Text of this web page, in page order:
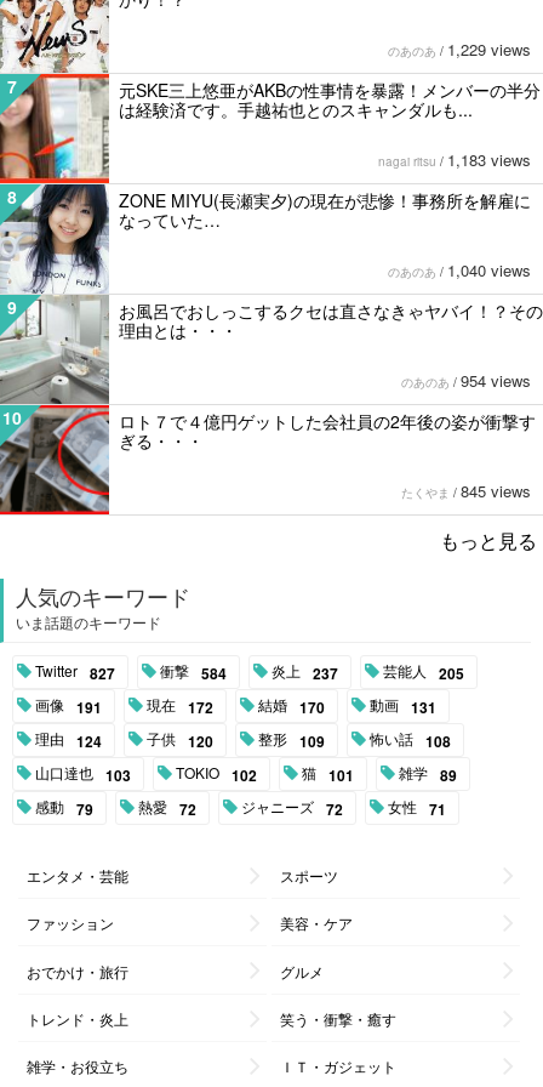
のあのあ / 1,229 views
7
元SKE三上悠亜がAKBの性事情を暴露！メンバーの半分
は経験済です。手越祐也とのスキャンダルも...
nagai ritsu / 1,183 views
8
ZONE MIYU(長瀬実夕)の現在が悲惨！事務所を解雇に
なっていた…
のあのあ / 1,040 views
9
お風呂でおしっこするクセは直さなきゃヤバイ！？その
理由とは・・・
のあのあ / 954 views
10
ロト７で４億円ゲットした会社員の2年後の姿が衝撃す
ぎる・・・
たくやま / 845 views
もっと見る
人気のキーワード
いま話題のキーワード
Twitter 827 衝撃 584 炎上 237 芸能人 205
画像 191 現在 172 結婚 170 動画 131
理由 124 子供 120 整形 109 怖い話 108
山口達也 103 TOKIO 102 猫 101 雑学 89
感動 79 熱愛 72 ジャニーズ 72 女性 71
エンタメ・芸能 スポーツ
ファッション 美容・ケア
おでかけ・旅行 グルメ
トレンド・炎上 笑う・衝撃・癒す
雑学・お役立ち ＩＴ・ガジェット